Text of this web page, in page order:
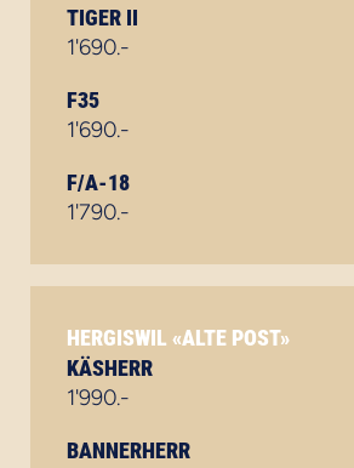
TIGER II
1'690.-
F35
1'690.-
F/A-18
1'790.-
HERGISWIL «ALTE POST»
KÄSHERR
1'990.-
BANNERHERR